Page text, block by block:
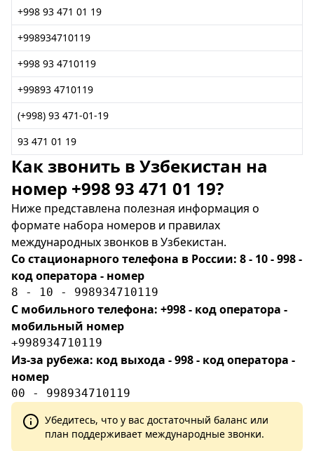
+998 93 471 01 19
+998934710119
+998 93 4710119
+99893 4710119
(+998) 93 471-01-19
93 471 01 19
Как звонить в Узбекистан на
номер +998 93 471 01 19?
Ниже представлена полезная информация о
формате набора номеров и правилах
международных звонков в Узбекистан.
Со стационарного телефона в России: 8 - 10 - 998 -
код оператора - номер
8 - 10 - 998934710119
С мобильного телефона: +998 - код оператора -
мобильный номер
+998934710119
Из-за рубежа: код выхода - 998 - код оператора -
номер
00 - 998934710119
Убедитесь, что у вас достаточный баланс или
план поддерживает международные звонки.